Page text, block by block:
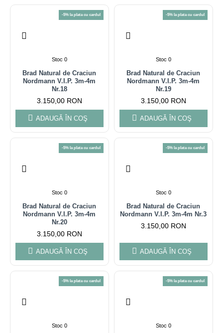
-5% la plata cu cardul
Stoc 0
Brad Natural de Craciun
Nordmann V.I.P. 3m-4m
Nr.18
3.150,00 RON
ADAUGĂ ÎN COŞ
-5% la plata cu cardul
Stoc 0
Brad Natural de Craciun
Nordmann V.I.P. 3m-4m
Nr.19
3.150,00 RON
ADAUGĂ ÎN COŞ
-5% la plata cu cardul
Stoc 0
Brad Natural de Craciun
Nordmann V.I.P. 3m-4m
Nr.20
3.150,00 RON
ADAUGĂ ÎN COŞ
-5% la plata cu cardul
Stoc 0
Brad Natural de Craciun
Nordmann V.I.P. 3m-4m Nr.3
3.150,00 RON
ADAUGĂ ÎN COŞ
-5% la plata cu cardul
Stoc 0
-5% la plata cu cardul
Stoc 0